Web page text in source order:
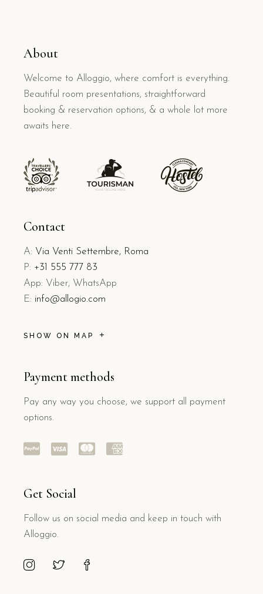
About
Welcome to Alloggio, where comfort is everything.
Beautiful room presentations, straightforward
booking & reservation options, & a whole lot more
awaits here.
Contact
A: Via Venti Settembre, Roma
P: +31 555 777 83
App: Viber, WhatsApp
E: info@allogio.com
SHOW ON MAP
Payment methods
Pay any way you choose, we support all payment
options.
Get Social
Follow us on social media and keep in touch with
Alloggio.